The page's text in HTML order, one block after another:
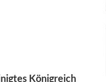
Königreich